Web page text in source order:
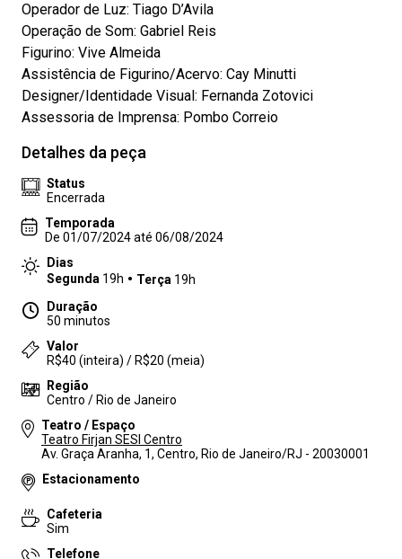
Operador de Luz: Tiago D’Avila
Operação de Som: Gabriel Reis
Figurino: Vive Almeida
Assistência de Figurino/Acervo: Cay Minutti
Designer/Identidade Visual: Fernanda Zotovici
Assessoria de Imprensa: Pombo Correio
Detalhes da peça
Status
Encerrada
Temporada
De 01/07/2024 até 06/08/2024
Dias
Segunda 19h Terça 19h
Duração
50 minutos
Valor
R$40 (inteira) / R$20 (meia)
Região
Centro / Rio de Janeiro
Teatro / Espaço
Teatro Firjan SESI Centro
Av. Graça Aranha, 1, Centro, Rio de Janeiro/RJ - 20030001
Estacionamento
Cafeteria
Sim
Telefone